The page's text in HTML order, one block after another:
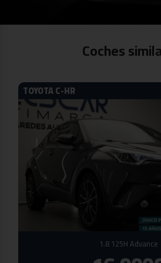
Coches
TOYOTA C-HR
1.8 125H Advance